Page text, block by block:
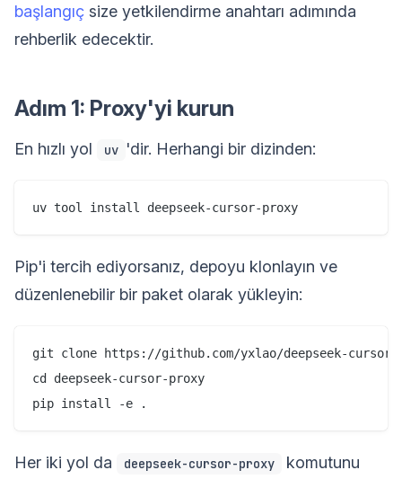
başlangıç size yetkilendirme anahtarı adımında
rehberlik edecektir.
Adım 1: Proxy'yi kurun
En hızlı yol uv 'dir. Herhangi bir dizinden:
Pip'i tercih ediyorsanız, depoyu klonlayın ve
düzenlenebilir bir paket olarak yükleyin:
git clone https://github.com/yxlao/deepseek-
cd deepseek-cursor-proxy
Her iki yol da deepseek-cursor-proxy
komutunu